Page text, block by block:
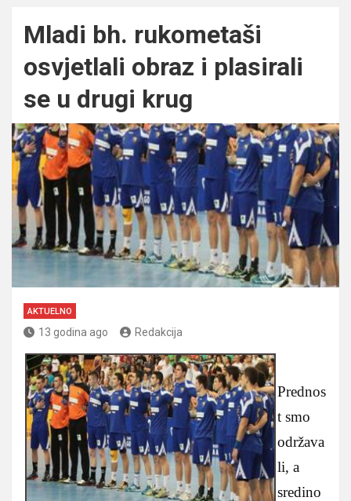
Mladi bh. rukometaši
osvjetlali obraz i plasirali
se u drugi krug
AKTUELNO
13 godina ago Redakcija
Prednos
t smo
održava
li, a
sredino